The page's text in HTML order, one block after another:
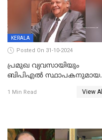
താഴ്ചയില്‍
KERALA
Posted On 31-10-2024
പ്രമുഖ വ്യവസായിയും
ബിപിഎല്‍ സ്ഥാപകനുമായ
1 Min Read View All